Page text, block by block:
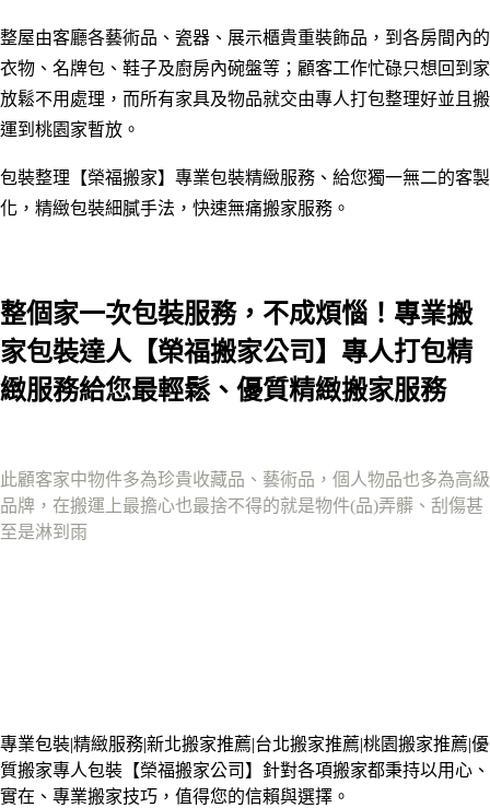
整屋由客廳各藝術品 、瓷器 、展示櫃貴重裝飾品 ， 到 各房間內的
衣物 、名牌包 、鞋子及廚房內碗盤等；顧客工作忙碌只想回到家
放鬆不用處理 ，而所有家具及物品就交由專人打包整理好並且搬
運到桃園家暫放 。
包裝整理【榮福搬家】專業包裝精緻服務、給您獨一無二的客製
化 ， 精緻包裝細膩手法，快速無痛搬家服務。
整個家一次包裝服務，不成煩惱！ 專業搬
家包裝達人【榮福搬家公司】專人打包精
緻服務給您最輕鬆、優質精緻搬家服務
此顧客家中物件多為珍貴收藏品、藝術品，個人物品也多為高級
品牌，在搬運上最擔心也最捨不得的就是物件(品)弄髒、刮傷甚
至是淋到雨
專業包裝|精緻服務|新北搬家推薦|台北搬家推薦|桃園搬家推薦|優
質搬家專人包裝【榮福搬家公司】針對各項搬家都秉持以用心 、
實在 、 專業搬家技巧，值得您的信賴與選擇。